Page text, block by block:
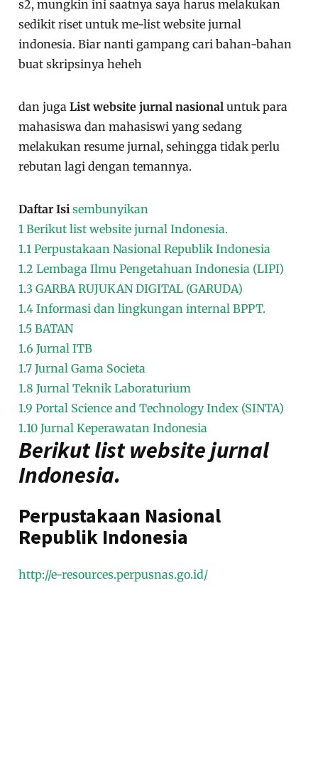
s2, mungkin ini saatnya saya harus melakukan
sedikit riset untuk me-list website jurnal
indonesia. Biar nanti gampang cari bahan-bahan
buat skripsinya heheh
dan jugaList website jurnal nasionaluntuk para
mahasiswa dan mahasiswi yang sedang
melakukan resume jurnal, sehingga tidak perlu
rebutan lagi dengan temannya.
Daftar Isi sembunyikan
1 Berikut list website jurnal Indonesia.
1.1 Perpustakaan Nasional Republik Indonesia
1.2 Lembaga Ilmu Pengetahuan Indonesia (LIPI)
1.3 GARBA RUJUKAN DIGITAL (GARUDA)
1.4 Informasi dan lingkungan internal BPPT.
1.5 BATAN
1.6 Jurnal ITB
1.7 Jurnal Gama Societa
1.8 Jurnal Teknik Laboraturium
1.9 Portal Science and Technology Index (SINTA)
1.10 Jurnal Keperawatan Indonesia
Berikut list website jurnal
Indonesia.
Perpustakaan Nasional
Republik Indonesia
http://e-resources.perpusnas.go.id/